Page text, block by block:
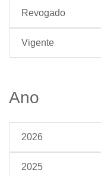
Revogado
Vigente
Ano
2026
2025